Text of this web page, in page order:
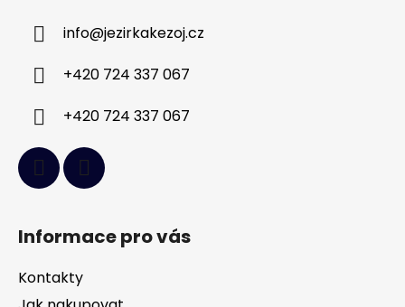
info@jezirkakezoj.cz
+420 724 337 067
+420 724 337 067
Informace pro vás
Kontakty